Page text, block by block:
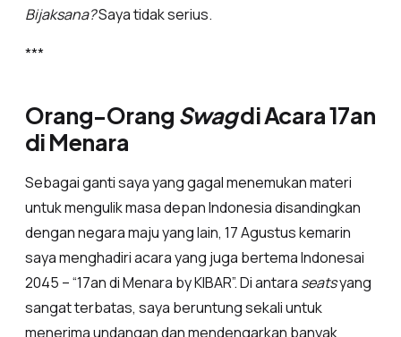
Bijaksana?Saya tidak serius.
***
Orang-Orang Swagdi Acara 17an
di Menara
Sebagai ganti saya yang gagal menemukan materi
untuk mengulik masa depan Indonesia disandingkan
dengan negara maju yang lain, 17 Agustus kemarin
saya menghadiri acara yang juga bertema Indonesai
2045 – “17an di Menara by KIBAR”. Di antara seatsyang
sangat terbatas, saya beruntung sekali untuk
menerima undangan dan mendengarkan banyak